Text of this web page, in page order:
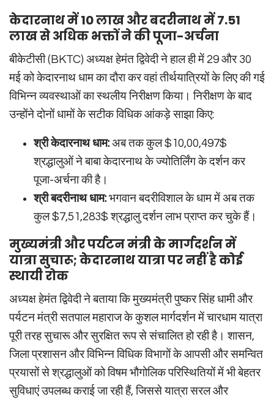
केदारनाथ में 10 लाख और बदरीनाथ में 7.51
लाख से अधिक भक्तों ने की पूजा-अर्चना
बीकेटीसी (BKTC) अध्यक्ष हेमंत द्विवेदी ने हाल ही में 29 और 30
मई को केदारनाथ धाम का दौरा कर वहां तीर्थयात्रियों के लिए की गई
विभिन्न व्यवस्थाओं का स्थलीय निरीक्षण किया। निरीक्षण के बाद
उन्होंने दोनों धामों के सटीक विधिक आंकड़े साझा किए:
श्री केदारनाथ धाम: अब तक कुल$10,00,497$
श्रद्धालुओं ने बाबा केदारनाथ के ज्योतिर्लिंग के दर्शन कर
पूजा-अर्चना की है।
श्री बदरीनाथ धाम: भगवान बदरीविशाल के धाम में अब तक
कुल$7,51,283$ श्रद्धालु दर्शन लाभ प्राप्त कर चुके हैं।
मुख्यमंत्री और पर्यटन मंत्री के मार्गदर्शन में
यात्रा सुचारू; केदारनाथ यात्रा पर नहीं है कोई
स्थायी रोक
अध्यक्ष हेमंत द्विवेदी ने बताया कि मुख्यमंत्री पुष्कर सिंह धामी और
पर्यटन मंत्री सतपाल महाराज के कुशल मार्गदर्शन में चारधाम यात्रा
पूरी तरह सुचारू और सुरक्षित रूप से संचालित हो रही है। शासन,
जिला प्रशासन और विभिन्न विधिक विभागों के आपसी और समन्वित
प्रयासों से श्रद्धालुओं को विषम भौगोलिक परिस्थितियों में भी बेहतर
सुविधाएं उपलब्ध कराई जा रही हैं, जिससे यात्रा सरल और